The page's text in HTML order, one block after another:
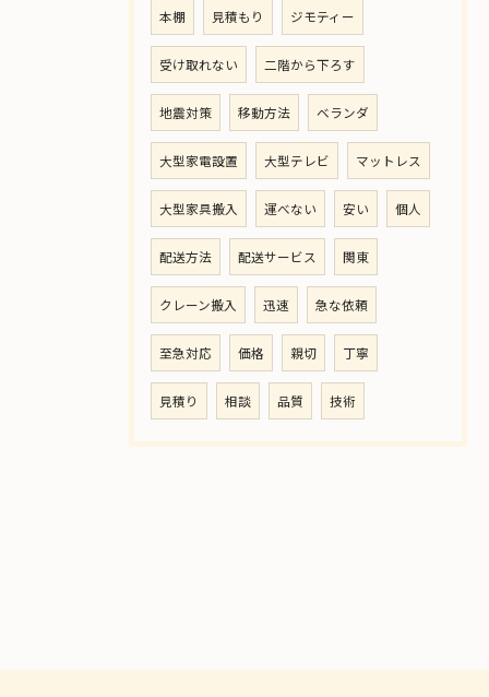
本棚 見積もり ジモティー
受け取れない 二階から下ろす
地震対策 移動方法 ベランダ
大型家電設置 大型テレビ マットレス
大型家具搬入 運べない 安い 個人
配送方法 配送サービス 関東
クレーン搬入 迅速 急な依頼
至急対応 価格 親切 丁寧
見積り 相談 品質 技術